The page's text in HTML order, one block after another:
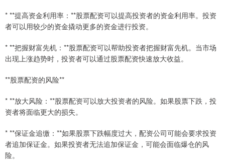
* **提高资金利用率：**股票配资可以提高投资者的资金利用率。投资
者可以用较少的资金撬动更多的资金进行投资。
* **把握财富先机：**股票配资可以帮助投资者把握财富先机。当市场
出现上涨趋势时，投资者可以通过股票配资快速放大收益。
**股票配资的风险**
* **放大风险：**股票配资可以放大投资者的风险。如果股票下跌，投
资者将面临更大的损失。
* **保证金追缴：**如果股票下跌幅度过大，配资公司可能会要求投资
者追加保证金。如果投资者无法追加保证金，可能会面临爆仓的风
险。